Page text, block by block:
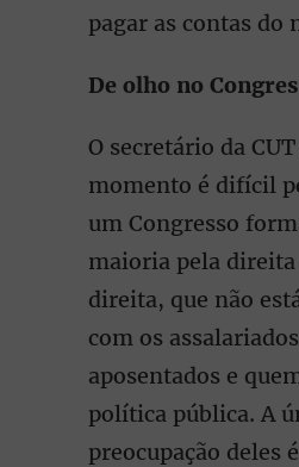
pagar as contas do
De olho no
O secretário da
momento é difícil
um Congresso
maioria pela
direita, que não
com os
aposentados e
política pública. A
preocupação deles